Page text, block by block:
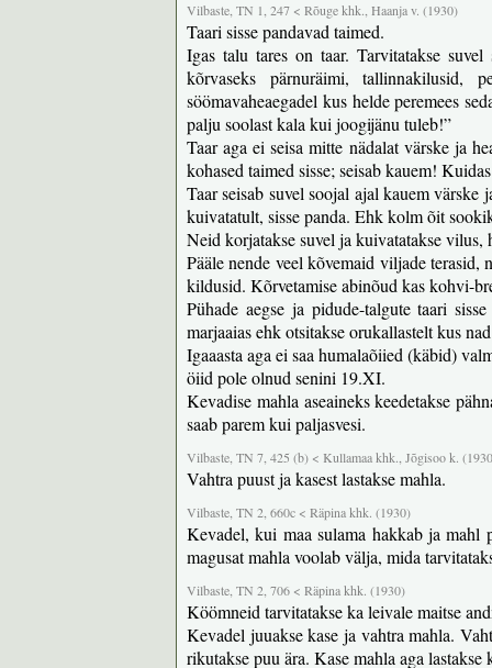
Vilbaste, TN 1, 247 < Rõuge khk., Haanja v. (1930)
Taari sisse pandavad taimed.
Igas talu tares on taar. Tarvitatakse
kõrvaseks pärnuräimi,
söömavaheaegadel kus helde peremees
palju soolast kala kui joogijänu tuleb!”
Taar aga ei seisa mitte nädalat värske ja
kohased taimed sisse; seisab kauem!
Taar seisab suvel soojal ajal kauem
kuivatatult, sisse panda. Ehk kolm õit
Neid korjatakse suvel ja kuivatatakse
Pääle nende veel kõvemaid viljade
kildusid. Kõrvetamise abinõud kas kohvi-
Pühade aegse ja pidude-talgute taari
marjaaias ehk otsitakse orukallastelt kus
Igaaasta aga ei saa humalaõiied (käbid)
öiid pole olnud senini 19.XI.
Kevadise mahla aseaineks keedetakse
saab parem kui paljasvesi.
Vilbaste, TN 7, 425 (b) < Kullamaa khk., Jõgisoo k.
Vahtra puust ja kasest lastakse mahla.
Vilbaste, TN 2, 660c < Räpina khk. (1930)
Kevadel, kui maa sulama hakkab ja mahl
magusat mahla voolab välja, mida
Vilbaste, TN 2, 706 < Räpina khk. (1930)
Köömneid tarvitatakse ka leivale maitse
Kevadel juuakse kase ja vahtra mahla.
rikutakse puu ära. Kase mahla aga